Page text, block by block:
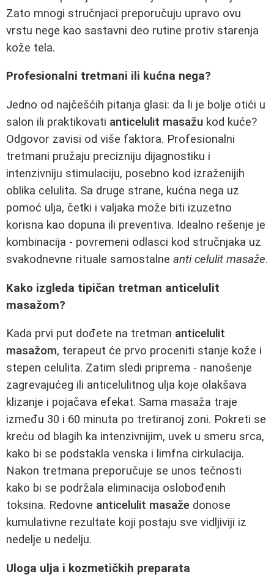
Zato mnogi stručnjaci preporučuju upravo ovu
vrstu nege kao sastavni deo rutine protiv starenja
kože tela.
Profesionalni tretmani ili kućna nega?
Jedno od najčešćih pitanja glasi: da li je bolje otići u
salon ili praktikovati anticelulit masažu kod kuće?
Odgovor zavisi od više faktora. Profesionalni
tretmani pružaju precizniju dijagnostiku i
intenzivniju stimulaciju, posebno kod izraženijih
oblika celulita. Sa druge strane, kućna nega uz
pomoć ulja, četki i valjaka može biti izuzetno
korisna kao dopuna ili preventiva. Idealno rešenje je
kombinacija - povremeni odlasci kod stručnjaka uz
svakodnevne rituale samostalne anti celulit masaže.
Kako izgleda tipičan tretman anticelulit
masažom?
Kada prvi put dođete na tretman anticelulit
masažom, terapeut će prvo proceniti stanje kože i
stepen celulita. Zatim sledi priprema - nanošenje
zagrevajućeg ili anticelulitnog ulja koje olakšava
klizanje i pojačava efekat. Sama masaža traje
između 30 i 60 minuta po tretiranoj zoni. Pokreti se
kreću od blagih ka intenzivnijim, uvek u smeru srca,
kako bi se podstakla venska i limfna cirkulacija.
Nakon tretmana preporučuje se unos tečnosti
kako bi se podržala eliminacija oslobođenih
toksina. Redovne anticelulit masaže donose
kumulativne rezultate koji postaju sve vidljiviji iz
nedelje u nedelju.
Uloga ulja i kozmetičkih preparata